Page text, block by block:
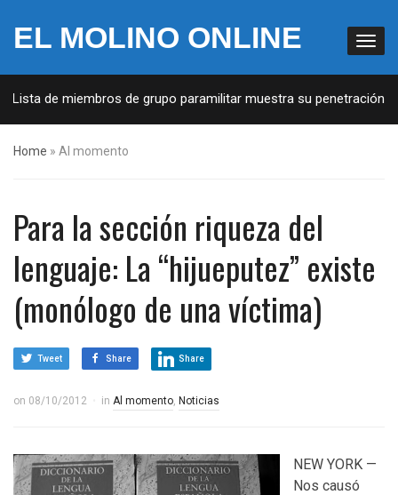
EL MOLINO ONLINE
de miembros de grupo paramilitar muestra su penetración en
Home » Al momento
Para la sección riqueza del
lenguaje: La “hijueputez” existe
(monólogo de una víctima)
Tweet Share Share
on 08/10/2012 in Al momento, Noticias
NEW YORK —
Nos causó